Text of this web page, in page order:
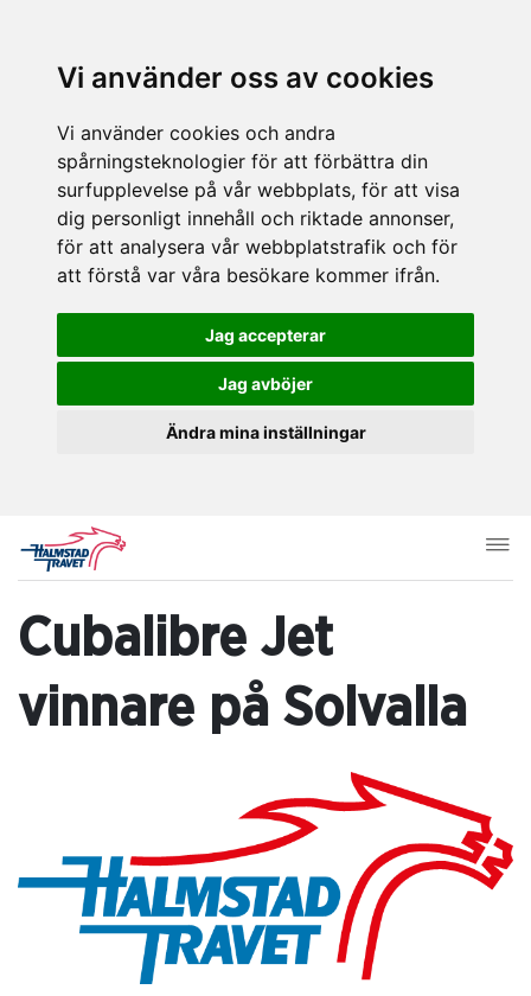
Vi använder oss av cookies
Vi använder cookies och andra
spårningsteknologier för att förbättra din
surfupplevelse på vår webbplats, för att visa
dig personligt innehåll och riktade annonser,
för att analysera vår webbplatstrafik och för
att förstå var våra besökare kommer ifrån.
Jag accepterar
Jag avböjer
Ändra mina inställningar
Cubalibre Jet
vinnare på Solvalla